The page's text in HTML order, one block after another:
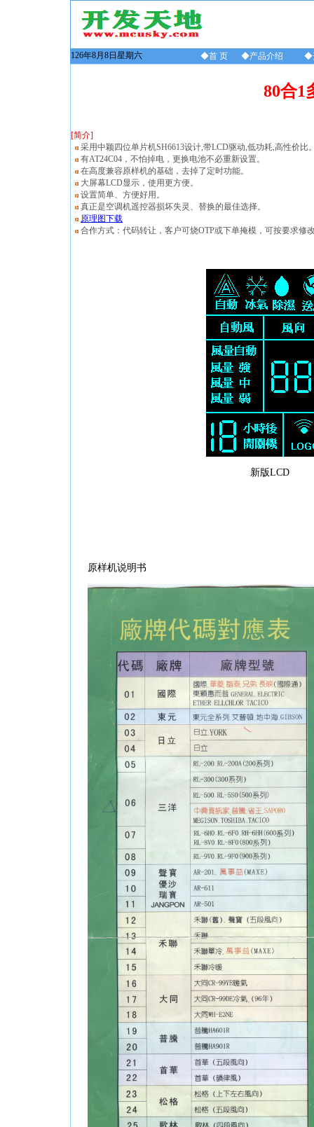
126年8月8日星期六 ◆首 页 ◆产品介绍 ◆
80合1
[简介]
采用中颖四位单片机SH6613设计,带LCD驱动,低功耗,高性价比
有AT24C04，不怕掉电，更换电池不必重新设置。
在高度兼容原样机的基础，去掉了定时功能。
大屏幕LCD显示，使用更方便。
设置简单、方便好用。
真正是空调机遥控器损坏失灵、替换的最佳选择。
原理图下载
合作方式：代码转让，客户可烧OTP或下单掩模，可按要求修
新版LCD
原样机说明书